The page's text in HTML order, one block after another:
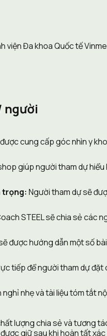
viện Đa khoa Quốc tế
người
cung cấp góc nhìn y
giúp người tham dự
trọng: Người tham dự sẽ
STEEL sẽ chia sẻ các
được hướng dẫn một số
tiếp để người tham dự
nghỉ nhẹ và tài liệu tóm tắt
lượng chia sẻ và tương
giữ sau khi hoàn tất